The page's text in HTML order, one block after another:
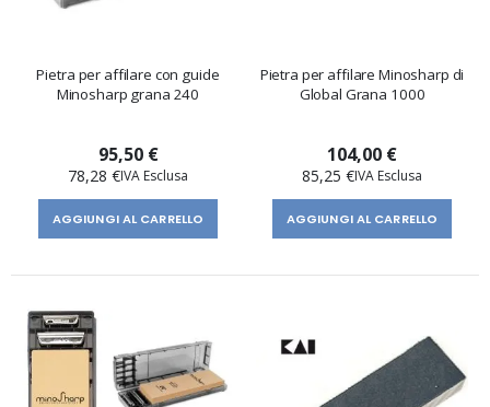
Pietra per affilare con guide
Minosharp grana 240
95,50 €
78,28 €
AGGIUNGI AL CARRELLO
Pietra per affilare Minosharp di
Global Grana 1000
104,00 €
85,25 €
AGGIUNGI AL CARRELLO